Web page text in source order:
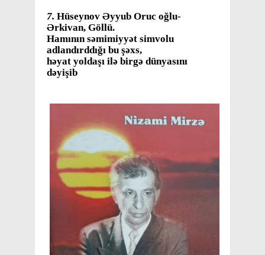
7. Hüseynov Əyyub Oruc oğlu-
Ərkivan, Göllü.
Hamının səmimiyyət simvolu
adlandırddığı bu şəxs,
həyat yoldaşı ilə birgə dünyasını
dəyişib